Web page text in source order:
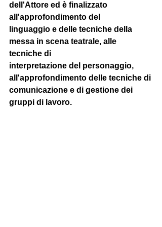
dell'Attore ed è finalizzato
all'approfondimento del
linguaggio e delle tecniche della
messa in scena teatrale, alle
tecniche di
interpretazione del personaggio,
all'approfondimento delle tecniche di
comunicazione e di gestione dei
gruppi di lavoro.